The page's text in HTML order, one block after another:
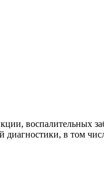
диагностики, в том